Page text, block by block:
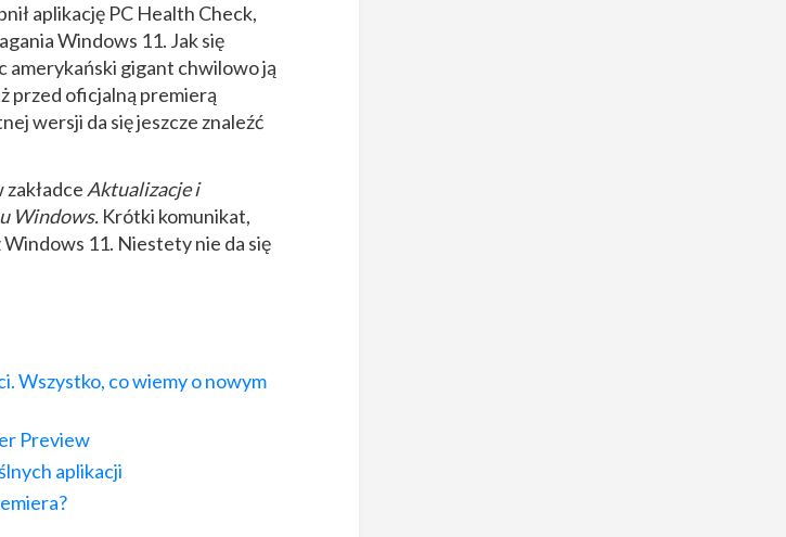
aplikację PC Health Check,
Windows 11. Jak się
amerykański gigant chwilowo ją
przed oficjalną premierą
wersji da się jeszcze znaleźć
Aktualizacje i
Windows. Krótki komunikat,
11. Niestety nie da się
Wszystko, co wiemy o nowym
Preview
aplikacji